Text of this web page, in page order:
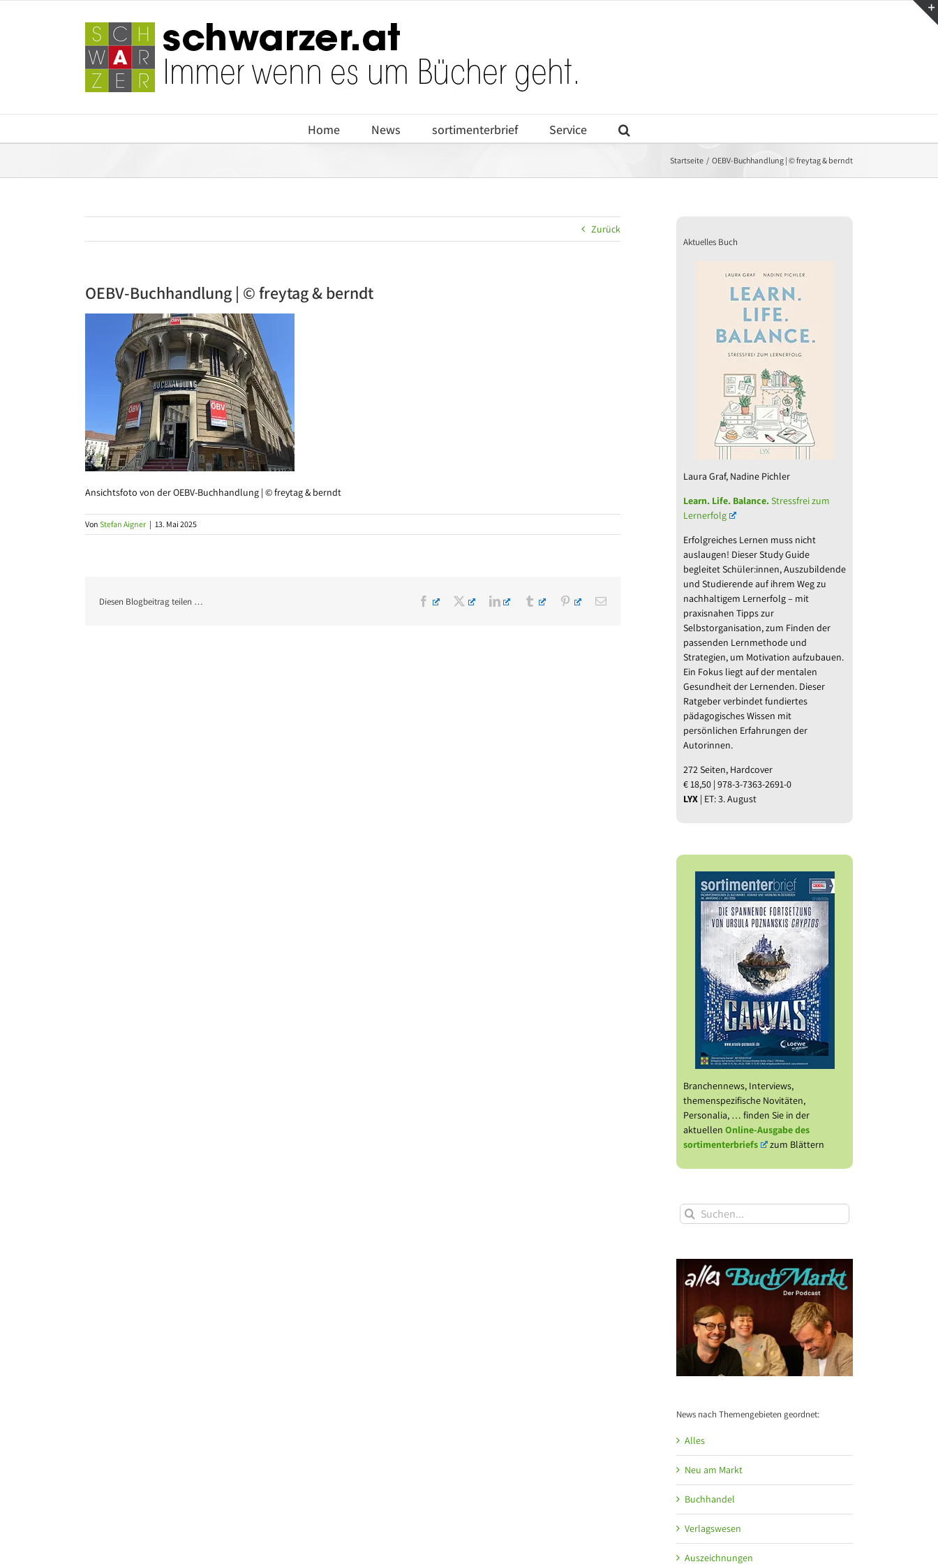
Home News sortimenterbrief Service
Startseite OEBV-Buchhandlung | © freytag & berndt
Zurück
OEBV-Buchhandlung | © freytag & berndt
Ansichtsfoto von der OEBV-Buchhandlung | © freytag & berndt
Von Stefan Aigner | 13. Mai 2025
Diesen Blogbeitrag teilen … Facebook
X LinkedInTumblr PinterestE-
Aktuelles Buch
Laura Graf, Nadine Pichler
Learn. Life. Balance.Stressfrei zum
Lernerfolg
Erfolgreiches Lernen muss nicht
auslaugen! Dieser Study Guide
begleitet Schüler:innen, Auszubildende
und Studierende auf ihrem Weg zu
nachhaltigem Lernerfolg – mit
praxisnahen Tipps zur
Selbstorganisation, zum Finden der
passenden Lernmethode und
Strategien, um Motivation aufzubauen.
Ein Fokus liegt auf der mentalen
Gesundheit der Lernenden. Dieser
Ratgeber verbindet fundiertes
pädagogisches Wissen mit
persönlichen Erfahrungen der
Autorinnen.
272 Seiten, Hardcover
€ 18,50 | 978-3-7363-2691-0
LYX | ET: 3. August
Branchennews, Interviews,
themenspezifische Novitäten,
Personalia, … finden Sie in der
aktuellen Online-Ausgabe des
sortimenterbriefs
zum Blättern
Suche
nach:
News nach Themengebieten geordnet:
Alles
Neu am Markt
Buchhandel
Verlagswesen
Auszeichnungen